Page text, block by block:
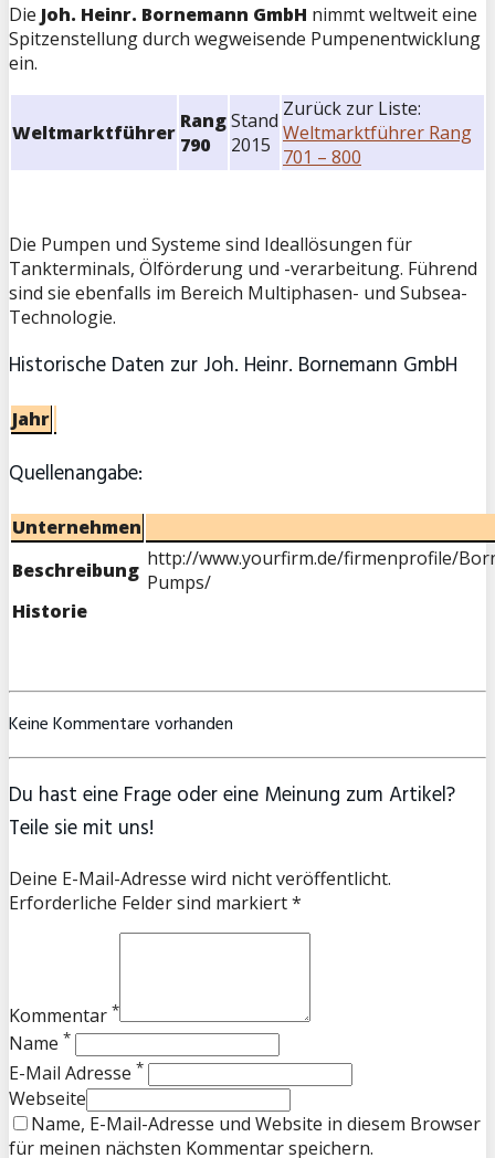
Die Joh. Heinr. Bornemann GmbH nimmt weltweit eine
Spitzenstellung durch wegweisende Pumpenentwicklung
ein.
Weltmarktführer Rang
790
Stand
2015
Zurück zur Liste:
Weltmarktführer Rang
701 – 800
Die Pumpen und Systeme sind Ideallösungen für
Tankterminals, Ölförderung und -verarbeitung. Führend
sind sie ebenfalls im Bereich Multiphasen- und Subsea-
Technologie.
Historische Daten zur Joh. Heinr. Bornemann GmbH
Jahr
Quellenangabe:
Unternehmen
Beschreibung http://www.yourfirm.de/firmenprofile/
Pumps/
Historie
Keine Kommentare vorhanden
Du hast eine Frage oder eine Meinung zum Artikel?
Teile sie mit uns!
Deine E-Mail-Adresse wird nicht veröffentlicht.
Erforderliche Felder sind markiert *
Kommentar *
Name *
E-Mail Adresse *
Webseite
Name, E-Mail-Adresse und Website in diesem Browser
für meinen nächsten Kommentar speichern.